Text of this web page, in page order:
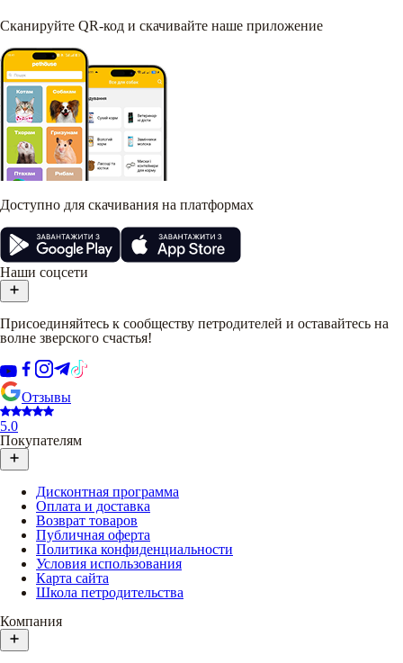
Сканируйте QR-код и скачивайте наше приложение
Доступно для скачивания на платформах
Наши соцсети
Присоединяйтесь к сообществу петродителей и оставайтесь на
волне зверского счастья!
Отзывы
5.0
Покупателям
Дисконтная программа
Оплата и доставка
Возврат товаров
Публичная оферта
Политика конфиденциальности
Условия использования
Карта сайта
Школа петродительства
Компания